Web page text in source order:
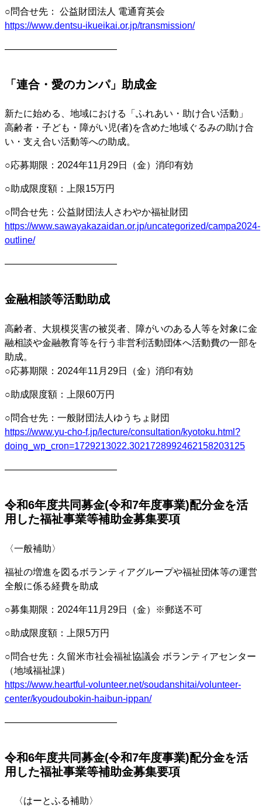
○問合せ先： 公益財団法人 電通育英会
https://www.dentsu-ikueikai.or.jp/transmission/
————————————
「連合・愛のカンパ」助成金
新たに始める、地域における「ふれあい・助け合い活動」
高齢者・子ども・障がい児(者)を含めた地域ぐるみの助け合
い・支え合い活動等への助成。
○応募期限：2024年11月29日（金）消印有効
○助成限度額：上限15万円
○問合せ先：公益財団法人さわやか福祉財団
https://www.sawayakazaidan.or.jp/uncategorized/campa2024-
outline/
————————————
金融相談等活動助成
高齢者、大規模災害の被災者、障がいのある人等を対象に金
融相談や金融教育等を行う非営利活動団体へ活動費の一部を
助成。
○応募期限：2024年11月29日（金）消印有効
○助成限度額：上限60万円
○問合せ先：一般財団法人ゆうちょ財団
https://www.yu-cho-f.jp/lecture/consultation/kyotoku.html?
doing_wp_cron=1729213022.3021728992462158203125
————————————
令和6年度共同募金(令和7年度事業)配分金を活
用した福祉事業等補助金募集要項
〈一般補助〉
福祉の増進を図るボランティアグループや福祉団体等の運営
全般に係る経費を助成
○募集期限：2024年11月29日（金）※郵送不可
○助成限度額：上限5万円
○問合せ先：久留米市社会福祉協議会 ボランティアセンター
（地域福祉課）
https://www.heartful-volunteer.net/soudanshitai/volunteer-
center/kyoudoubokin-haibun-ippan/
————————————
令和6年度共同募金(令和7年度事業)配分金を活
用した福祉事業等補助金募集要項
〈はーとふる補助〉